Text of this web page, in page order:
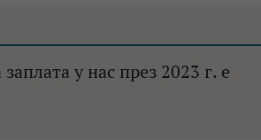
у нас през 2023 г. е